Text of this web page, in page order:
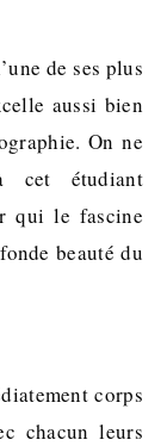
de ses plus
aussi bien
On ne
cet étudiant
qui le fascine
beauté du
corps
chacun leurs